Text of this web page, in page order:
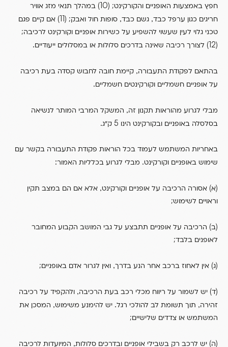
חפץ באמצעות האופניים והקורקינט; (10)
במהלך תנאי מזג אוויר
חריגים כגון ערפל כבד, גשם כבד, סופות חול ואבק; (11)
אם קיים פגם
טכני גלוי לעין שעשוי להשפיע על כשירות אופניים וקורקינט לרכיבה;
(12) לצורך רכיבה שאינה בדרכים סלולות או במסלולים ייעודיים.
בהתאם לפקודת התעבורה, קיימת חובה לחבוש קסדה בעת רכיבה
על אופניים חשמליים וקורקינטים חשמליים.
מבלי לגרוע מהוראות תקנון זה, המשקל המרבי המותר לנשיאה
בסלסלה באופניים ובקורקינט הינו 5 ק”ג.
באחריות המשתמש לעמוד בכל הוראות פקודת התעבורה בקשר עם
שימוש באופניים וקורקינט. מבלי לגרוע בכלליות האמור:
(א) אסורה הרכיבה על אופניים וקורקינט, אלא אם הם במצב תקין
וראויים לשימוש;
(ב) הרכיבה על אופניים תתבצע על גבי המושב הקבוע המחובר
לאופנים בלבד;
(ג) אין לאחוז ברכב אחר הנע בדרך, ואין לגרור אדם באופניים;
(ד) יש לשמור על ריווח מכלי רכב בעת הרכיבה, ולהקפיד על רכיבה
זהירה, תוך תשומת לב להולכי רגל. יש להימנע משימוש, המסכן את
המשתמש או צדדים שלישיים;
(ה) יש לרכב רק בשבילי אופניים ובדרכים סלולות, המיועדות לרכיבה